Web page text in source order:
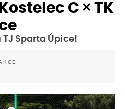
C × TK
Sparta Úpice!